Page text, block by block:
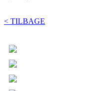
< TILBAGE